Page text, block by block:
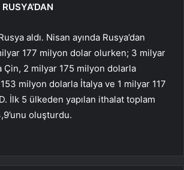
aldı. Nisan ayında Rusya’dan
177 milyon dolar olurken; 3 milyar
Çin, 2 milyar 175 milyon dolarla
milyon dolarla İtalya ve 1 milyar 117
İlk 5 ülkeden yapılan ithalat toplam
oluşturdu.